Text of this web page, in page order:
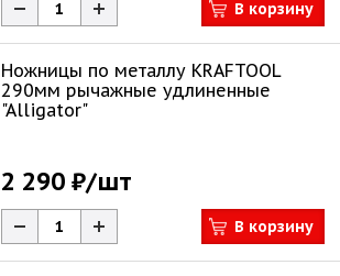
В корзину
Ножницы по металлу KRAFTOOL
290мм рычажные удлиненные
"Alligator"
2 290 ₽/шт
В корзину